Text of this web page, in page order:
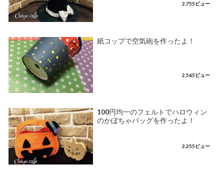
2,755ビュー
紙コップで空気砲を作ったよ！
2,565ビュー
100円均一のフェルトでハロウィン
のかぼちゃバッグを作ったよ！
2,255ビュー